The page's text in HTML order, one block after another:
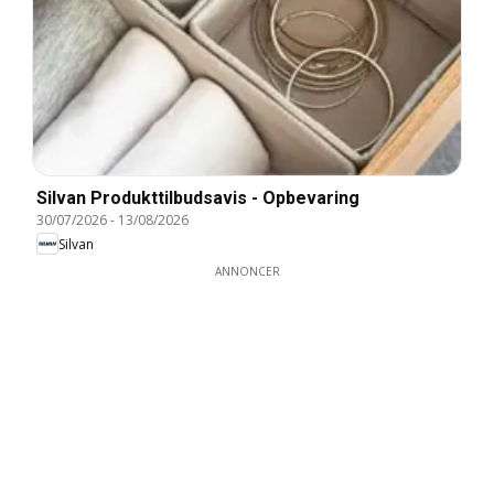
Silvan Produkttilbudsavis - Opbevaring
30/07/2026- 13/08/2026
Silvan
ANNONCER